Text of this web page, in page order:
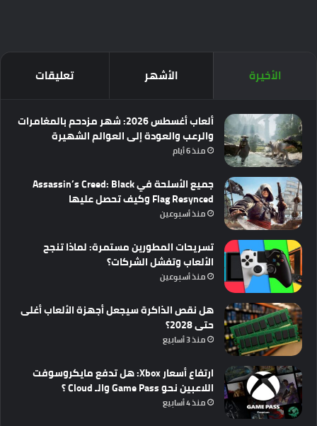
الأخيرة الأشهر تعليقات
ألعاب أغسطس 2026: شهر مزدحم بالمغامرات
والرعب والعودة إلى العوالم الشهيرة
منذ 6 أيام
جميع الأسلحة في Assassin’s Creed: Black
Flag Resynced وكيف تحصل عليها
منذ أسبوعين
تسريحات المطورين مستمرة: لماذا تنجح
الألعاب وتفشل الشركات؟
منذ أسبوعين
هل نقص الذاكرة سيجعل أجهزة الألعاب أغلى
حتى 2028؟
منذ 3 أسابيع
ارتفاع أسعار Xbox: هل تدفع مايكروسوفت
اللاعبين نحو Game Pass والـ Cloud ؟
منذ 4 أسابيع